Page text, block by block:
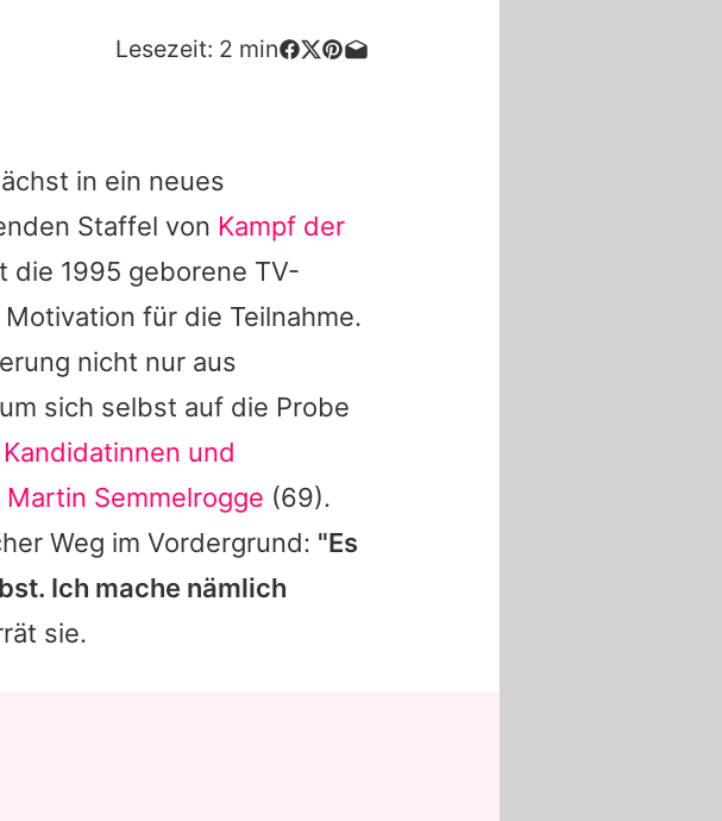
Lesezeit: 2 min
in ein neues
Staffel von Kampf der
die 1995 geborene TV-
für die Teilnahme.
nicht nur aus
sich selbst auf die Probe
und
Martin Semmelrogge (69).
Weg im Vordergrund: "Es
Ich mache nämlich
sie.